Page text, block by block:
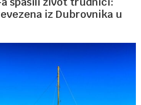
iz Dubrovnika u